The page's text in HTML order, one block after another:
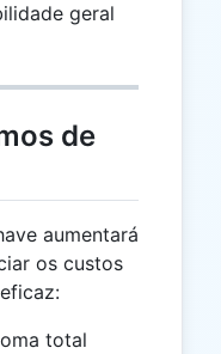
geral
de
aumentará
os custos
total